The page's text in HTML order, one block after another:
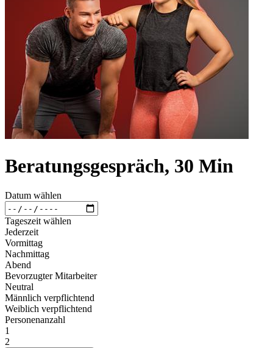
Beratungsgespräch, 30 Min
Datum wählen
Tageszeit wählen
Jederzeit
Vormittag
Nachmittag
Abend
Bevorzugter Mitarbeiter
Neutral
Männlich verpflichtend
Weiblich verpflichtend
Personenanzahl
1
2